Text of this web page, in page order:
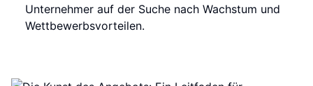
Unternehmer auf der Suche nach Wachstum und
Wettbewerbsvorteilen.